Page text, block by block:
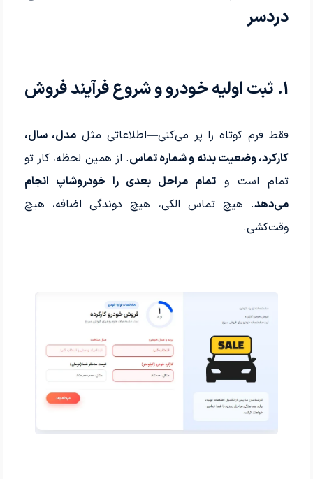
دردسر
1. ثبت اولیه خودرو و شروع فرآیند فروش
فقط فرم کوتاه را پر می‌کنی—اطلاعاتی مثلمدل، سال،
کارکرد، وضعیت بدنه و شماره تماس. از همین لحظه، کار تو
تمام است و تمام مراحل بعدی را خودروشاپ انجام
می‌دهد. هیچ تماس الکی، هیچ دوندگی اضافه، هیچ
وقت‌کشی.